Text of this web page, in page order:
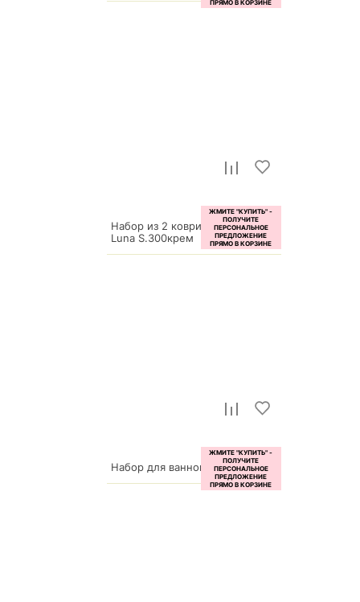
Набор из 2 ковриков для ванной
Luna S.300крем
6 200 р.
Набор для ванной ВК-23-белый
5 628 р.